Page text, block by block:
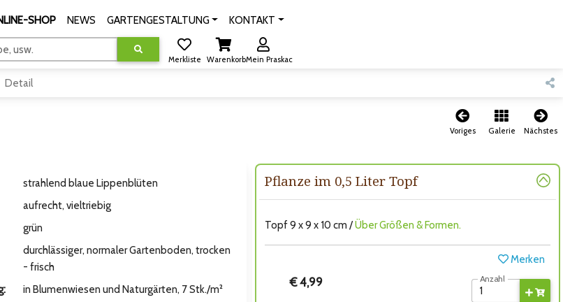
SHOP NEWS GARTENGESTALTUNG KONTAKT
usw.
Merkliste WarenkorbMein Praskac
Detail
Voriges Galerie Nächstes
Pflanze im 0,5 Liter Topf
Topf 9 x 9 x 10 cm /Über Größen & Formen.
Merken
€ 4,99 Anzahl
strahlend blaue Lippenblüten
aufrecht, vieltriebig
grün
durchlässiger, normaler Gartenboden, trocken
- frisch
in Blumenwiesen und Naturgärten, 7 Stk./m²